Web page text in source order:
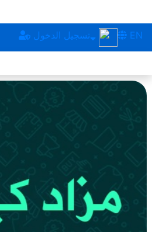
تسجيل الدخول EN